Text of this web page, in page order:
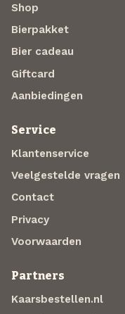
Shop
Bierpakket
Bier cadeau
Giftcard
Aanbiedingen
Service
Klantenservice
Veelgestelde vragen
Contact
Privacy
Voorwaarden
Partners
Kaarsbestellen.nl